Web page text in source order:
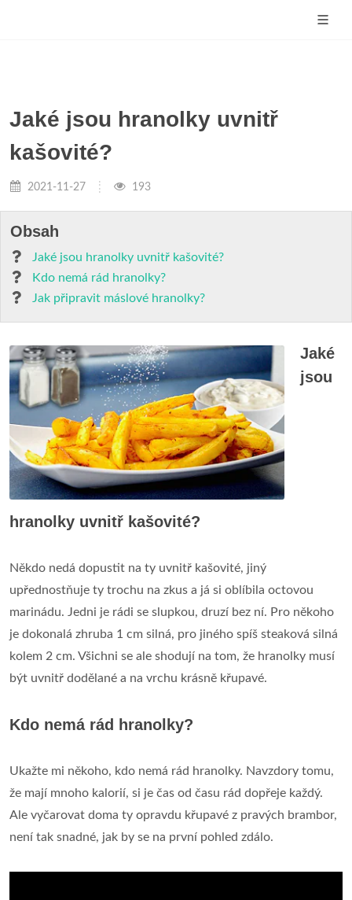
Jaké jsou hranolky uvnitř
kašovité?
2021-11-27 193
Obsah
Jaké jsou hranolky uvnitř kašovité?
Kdo nemá rád hranolky?
Jak připravit máslové hranolky?
Jaké
jsou
hranolky uvnitř kašovité?
Někdo nedá dopustit na ty uvnitř kašovité, jiný
upřednostňuje ty trochu na zkus a já si oblíbila octovou
marinádu. Jedni je rádi se slupkou, druzí bez ní. Pro někoho
je dokonalá zhruba 1 cm silná, pro jiného spíš steaková silná
kolem 2 cm. Všichni se ale shodují na tom, že hranolky musí
být uvnitř dodělané a na vrchu krásně křupavé.
Kdo nemá rád hranolky?
Ukažte mi někoho, kdo nemá rád hranolky. Navzdory tomu,
že mají mnoho kalorií, si je čas od času rád dopřeje každý.
Ale vyčarovat doma ty opravdu křupavé z pravých brambor,
není tak snadné, jak by se na první pohled zdálo.